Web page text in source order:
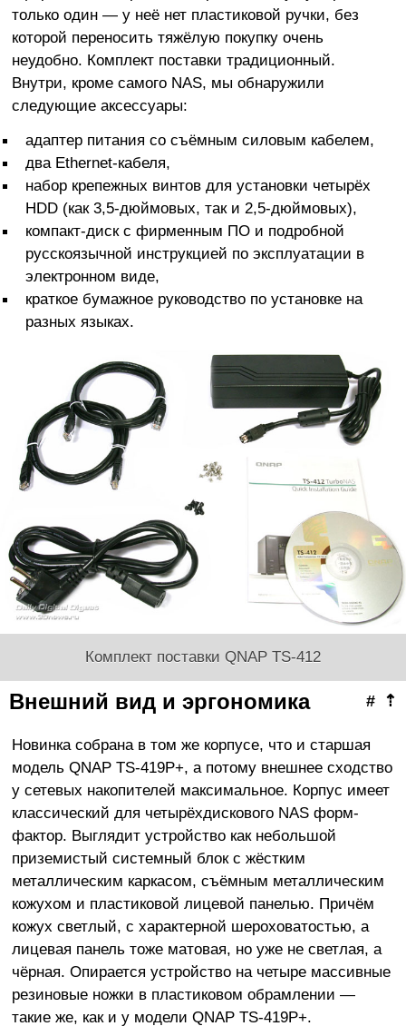
только один — у неё нет пластиковой ручки, без
которой переносить тяжёлую покупку очень
неудобно. Комплект поставки традиционный.
Внутри, кроме самого NAS, мы обнаружили
следующие аксессуары:
адаптер питания со съёмным силовым кабелем,
два Ethernet-кабеля,
набор крепежных винтов для установки четырёх
HDD (как 3,5-дюймовых, так и 2,5-дюймовых),
компакт-диск с фирменным ПО и подробной
русскоязычной инструкцией по эксплуатации в
электронном виде,
краткое бумажное руководство по установке на
разных языках.
Комплект поставки QNAP TS-412
⇡
#
Внешний вид и эргономика
Новинка собрана в том же корпусе, что и старшая
модель QNAP TS-419P+, а потому внешнее сходство
у сетевых накопителей максимальное. Корпус имеет
классический для четырёхдискового NAS форм-
фактор. Выглядит устройство как небольшой
приземистый системный блок с жёстким
металлическим каркасом, съёмным металлическим
кожухом и пластиковой лицевой панелью. Причём
кожух светлый, с характерной шероховатостью, а
лицевая панель тоже матовая, но уже не светлая, а
чёрная. Опирается устройство на четыре массивные
резиновые ножки в пластиковом обрамлении —
такие же, как и у модели QNAP TS-419P+.